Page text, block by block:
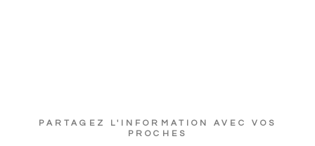
PARTAGEZ L'INFORMATION AVEC VOS
PROCHES